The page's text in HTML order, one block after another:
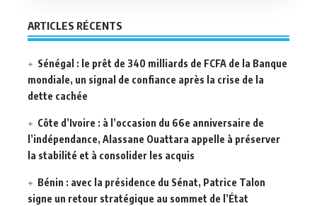
ARTICLES RÉCENTS
Sénégal : le prêt de 340 milliards de FCFA de la Banque
mondiale, un signal de confiance après la crise de la
dette cachée
Côte d’Ivoire : à l’occasion du 66e anniversaire de
l’indépendance, Alassane Ouattara appelle à préserver
la stabilité et à consolider les acquis
Bénin : avec la présidence du Sénat, Patrice Talon
signe un retour stratégique au sommet de l’État